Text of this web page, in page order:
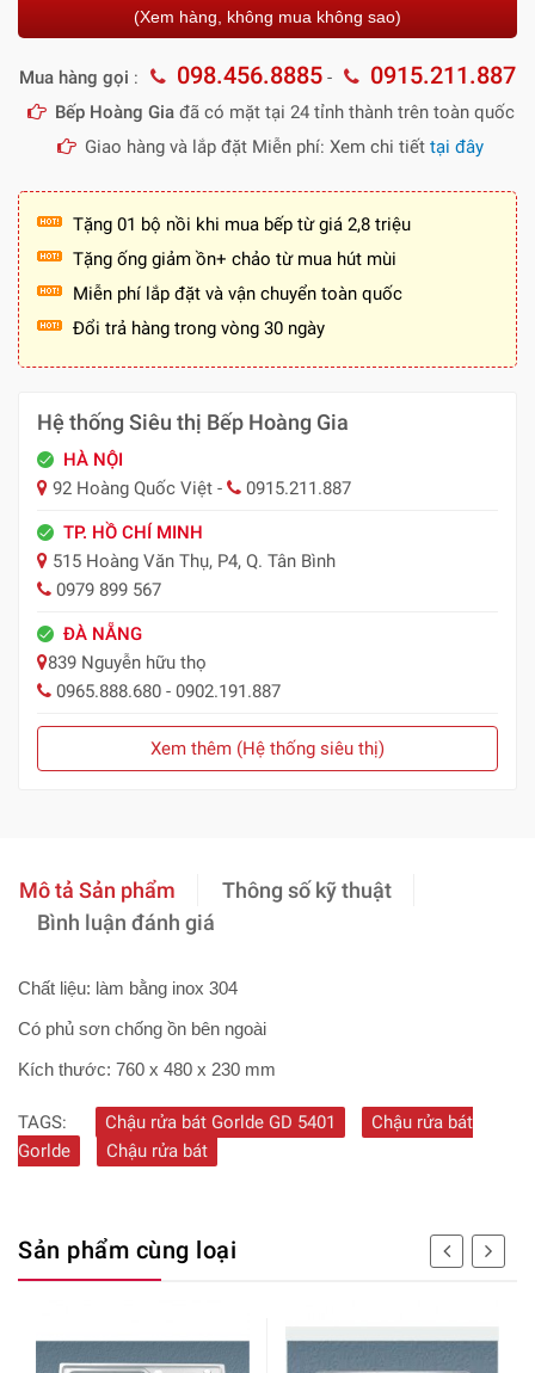
(Xem hàng, không mua không sao)
Mua hàng gọi : 098.456.8885 - 0915.211.887
Bếp Hoàng Giađã có mặt tại 24 tỉnh thành trên toàn quốc
Giao hàng và lắp đặt Miễn phí: Xem chi tiết tại đây
Tặng 01 bộ nồi khi mua bếp từ giá 2,8 triệu
Tặng ống giảm ồn+ chảo từ mua hút mùi
Miễn phí lắp đặt và vận chuyển toàn quốc
Đổi trả hàng trong vòng 30 ngày
Hệ thống Siêu thị Bếp Hoàng Gia
HÀ NỘI
92 Hoàng Quốc Việt -
0915.211.887
TP. HỒ CHÍ MINH
515 Hoàng Văn Thụ, P4, Q. Tân Bình
0979 899 567
ĐÀ NẴNG
839 Nguyễn hữu thọ
0965.888.680 - 0902.191.887
Xem thêm (Hệ thống siêu thị)
Mô tả Sản phẩm
Thông số kỹ thuật
Bình luận đánh giá
Chất liệu: làm bằng inox 304
Có phủ sơn chống ồn bên ngoài
Kích thước: 760 x 480 x 230 mm
TAGS: Chậu rửa bát Gorlde GD 5401
Chậu rửa bát
Gorlde
Chậu rửa bát
Sản phẩm cùng loại